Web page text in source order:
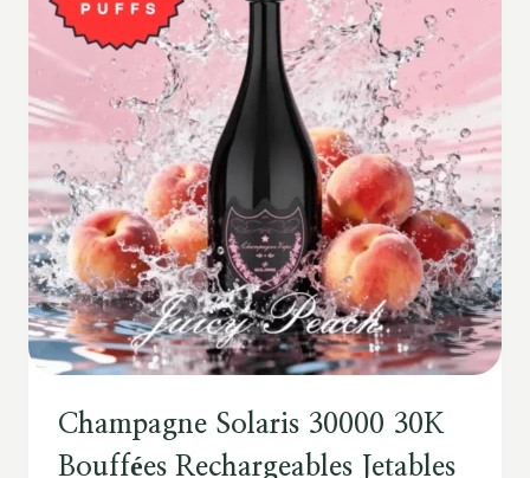
Champagne Solaris 30000 30K
Bouffées Rechargeables Jetables